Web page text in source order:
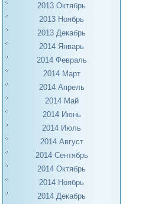
2013 Октябрь
2013 Ноябрь
2013 Декабрь
2014 Январь
2014 Февраль
2014 Март
2014 Апрель
2014 Май
2014 Июнь
2014 Июль
2014 Август
2014 Сентябрь
2014 Октябрь
2014 Ноябрь
2014 Декабрь